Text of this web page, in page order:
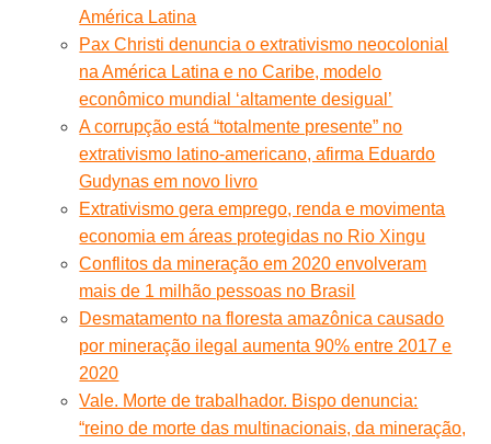
América Latina
Pax Christi denuncia o extrativismo neocolonial
na América Latina e no Caribe, modelo
econômico mundial ‘altamente desigual’
A corrupção está “totalmente presente” no
extrativismo latino-americano, afirma Eduardo
Gudynas em novo livro
Extrativismo gera emprego, renda e movimenta
economia em áreas protegidas no Rio Xingu
Conflitos da mineração em 2020 envolveram
mais de 1 milhão pessoas no Brasil
Desmatamento na floresta amazônica causado
por mineração ilegal aumenta 90% entre 2017 e
2020
Vale. Morte de trabalhador. Bispo denuncia:
“reino de morte das multinacionais, da mineração,